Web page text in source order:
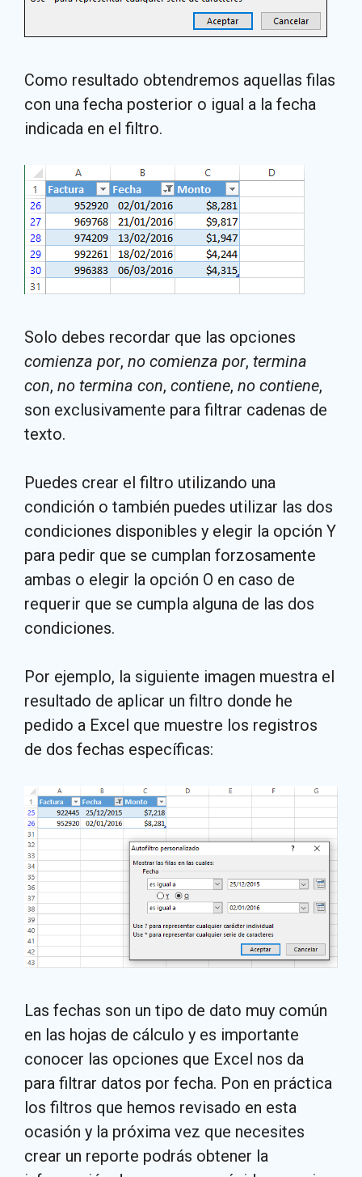
Como resultado obtendremos aquellas filas
con una fecha posterior o igual a la fecha
indicada en el filtro.
Solo debes recordar que las opciones
comienza por, no comienza por, termina
con, no termina con, contiene, no contiene,
son exclusivamente para filtrar cadenas de
texto.
Puedes crear el filtro utilizando una
condición o también puedes utilizar las dos
condiciones disponibles y elegir la opción Y
para pedir que se cumplan forzosamente
ambas o elegir la opción O en caso de
requerir que se cumpla alguna de las dos
condiciones.
Por ejemplo, la siguiente imagen muestra el
resultado de aplicar un filtro donde he
pedido a Excel que muestre los registros
de dos fechas específicas:
Las fechas son un tipo de dato muy común
en las hojas de cálculo y es importante
conocer las opciones que Excel nos da
para filtrar datos por fecha. Pon en práctica
los filtros que hemos revisado en esta
ocasión y la próxima vez que necesites
crear un reporte podrás obtener la